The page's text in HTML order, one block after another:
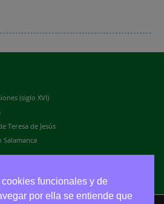
(siglo XVI)
Teresa de Jesús
Salamanca
funcionales y de
por ella se entiende que